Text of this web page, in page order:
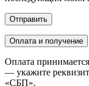
Оплата и получение
Оплата
— укажите
«СБП».